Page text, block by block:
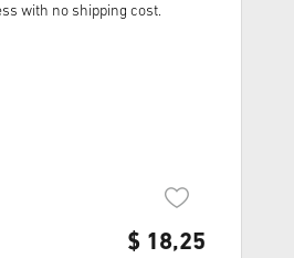
with no shipping cost.
$ 18,25